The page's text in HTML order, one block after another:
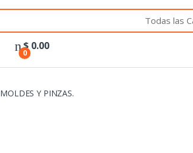
0
$ 0.00
MOLDES Y PINZAS.